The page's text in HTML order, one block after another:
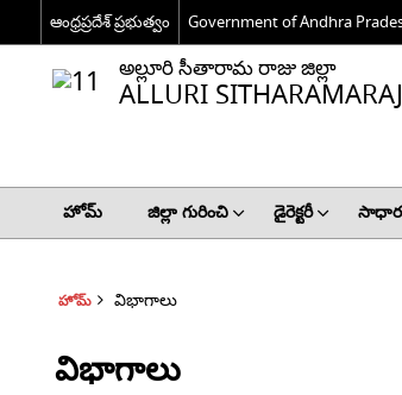
ఆంధ్రప్రదేశ్ ప్రభుత్వం Government of Andhra
అల్లూరి సీతారామ రాజు జిల్లా
ALLURI
హోమ్ జిల్లా గురించి డైరెక్టరీ
హోమ్ విభాగాలు
విభాగాలు